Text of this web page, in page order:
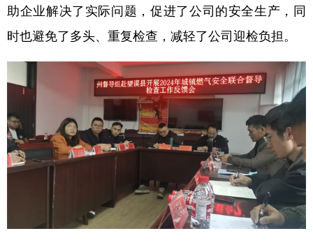
地方频道
北京 天津 河北 山西
吉林 上海 江苏
安徽 福建 江西
山东 河南 湖北 湖南
广东 广西 海南 重庆
四川 云南 西藏
甘肃 青海 宁夏
助企业解决了实际问题，促进了公司的安全生产，同
时也避免了多头、重复检查，减轻了公司迎检负担。